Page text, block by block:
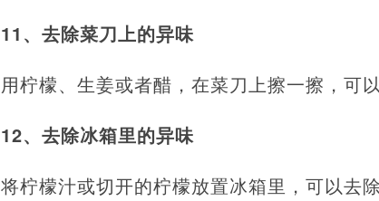
11、去除菜刀上的异味
用柠檬、生姜或者醋，在菜刀上擦一擦，可
12、去除冰箱里的异味
将柠檬汁或切开的柠檬放置冰箱里，可以去